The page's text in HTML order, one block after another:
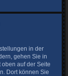
in der
gehen Sie in
oben auf der Seite
Dort können Sie